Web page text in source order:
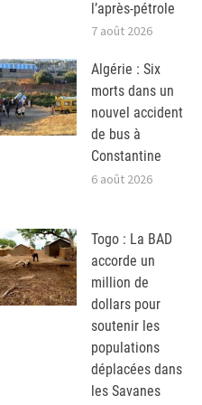
l’après-pétrole
7 août 2026
Algérie : Six
morts dans un
nouvel accident
de bus à
Constantine
6 août 2026
Togo : La BAD
accorde un
million de
dollars pour
soutenir les
populations
déplacées dans
les Savanes